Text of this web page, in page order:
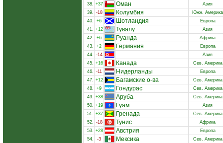
38. +37 Оман
Азия
39. -18 Колумбия
Южн. Америка
40.
+6 Шотландия
Европа
41. +12 Тувалу
Азия
42.
+6 Руанда
Африка
43.
+2 Германия
Европа
44. -14
Азия
45. +16 Канада
Сев. Америка
46. -11 Нидерланды
Европа
47. +12 Багамские о-ва
Сев. Америка
48.
+9 Гондурас
Сев. Америка
49. +38 Аруба
Сев. Америка
50. +19 Гуам
Азия
51. +37 Гренада
Сев. Америка
52. -18 Тунис
Африка
53. +28 Австрия
Европа
54.
-3 Мексика
Сев. Америка